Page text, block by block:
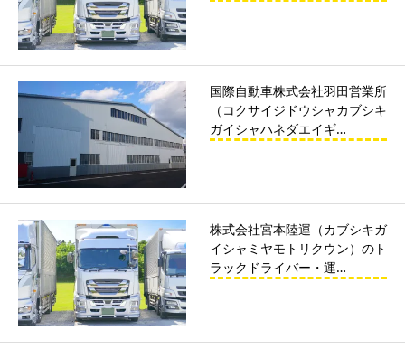
国際自動車株式会社羽田営業所
（コクサイジドウシャカブシキ
ガイシャハネダエイギ…
株式会社宮本陸運（カブシキガ
イシャミヤモトリクウン）のト
ラックドライバー・運…